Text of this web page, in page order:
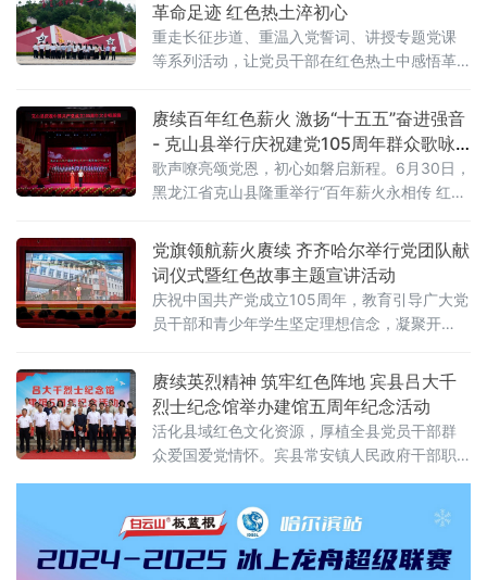
革命足迹 红色热土淬初心
重走长征步道、重温入党誓词、讲授专题党课
等系列活动，让党员干部在红色热土中感悟革
红色基因传承转化为实干担当的生动实践。活
动中，全体党员沿着红军当年行军路线缓步前
行，踏寻革命足迹、漫步红色老街，实
赓续百年红色薪火 激扬“十五五”奋进强音
- 克山县举行庆祝建党105周年群众歌咏
展演
歌声嘹亮颂党恩，初心如磐启新程。6月30日，
黑龙江省克山县隆重举行“百年薪火永相传 红心
105周年。县党政负责同志、各条战线党员干部
群众代表、老党员及企业家代表等共同观看演
出，在激昂旋律中重温光辉党史，凝聚奋进力
量。当日下午，展演在雄壮有力的歌声中拉开
帷幕。10支参演队伍涵盖机关、教育、卫健、
党旗领航薪火赓续 齐齐哈尔举行党团队献
词仪式暨红色故事主题宣讲活动
庆祝中国共产党成立105周年，教育引导广大党
员干部和青少年学生坚定理想信念，凝聚开
赓续英烈精神 筑牢红色阵地 宾县吕大千
烈士纪念馆举办建馆五周年纪念活动
活化县域红色文化资源，厚植全县党员干部群
众爱国爱党情怀。宾县常安镇人民政府干部职
烈士后人及村民代表齐聚现场，共同参与庄重
肃穆的纪念仪式。纪念仪式在雄壮的国歌声中
拉开帷幕，全体人员整齐肃